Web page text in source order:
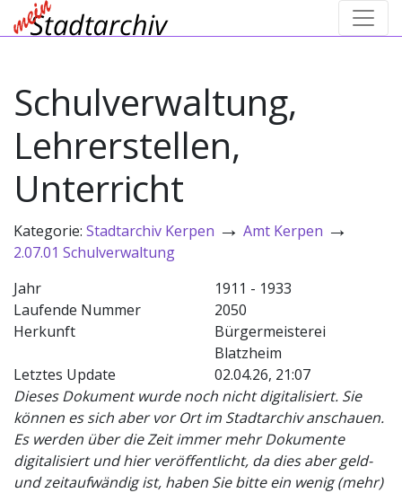
Schulverwaltung,
Lehrerstellen,
Unterricht
Kategorie: Stadtarchiv Kerpen → Amt Kerpen →
2.07.01 Schulverwaltung
Jahr
1911 - 1933
Laufende Nummer
2050
Herkunft
Bürgermeisterei
Blatzheim
Letztes Update
02.04.26, 21:07
Dieses Dokument wurde noch nicht digitalisiert. Sie
können es sich aber vor Ort im Stadtarchiv anschauen.
Es werden über die Zeit immer mehr Dokumente
digitalisiert und hier veröffentlicht, da dies aber geld-
und zeitaufwändig ist, haben Sie bitte ein wenig (mehr)